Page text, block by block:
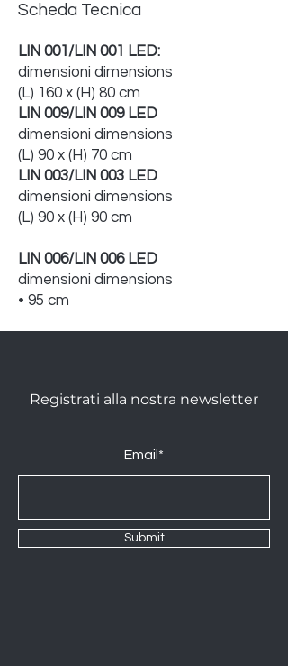
Scheda Tecnica
LIN 001/LIN 001 LED:
dimensioni dimensions
(L) 160 x (H) 80 cm
LIN 009/LIN 009 LED
dimensioni dimensions
(L) 90 x (H) 70 cm
LIN 003/LIN 003 LED
dimensioni dimensions
(L) 90 x (H) 90 cm
LIN 006/LIN 006 LED
dimensioni dimensions
• 95 cm
Registrati alla nostra newsletter
Email*
Submit